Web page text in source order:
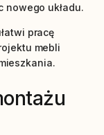
nowego układu.
pracę
mebli